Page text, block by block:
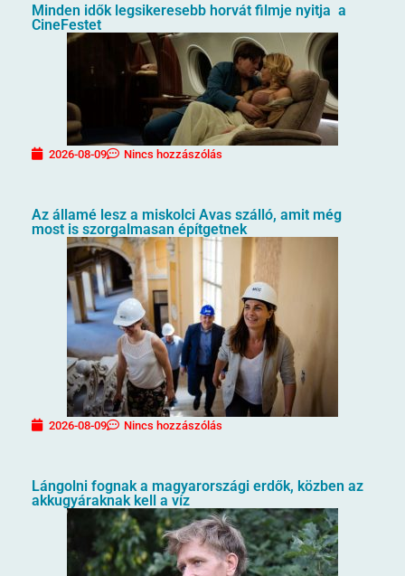
Minden idők legsikeresebb horvát filmje nyitja a
CineFestet
2026-08-09 Nincs hozzászólás
Az államé lesz a miskolci Avas szálló, amit még
most is szorgalmasan építgetnek
2026-08-09 Nincs hozzászólás
Lángolni fognak a magyarországi erdők, közben az
akkugyáraknak kell a víz